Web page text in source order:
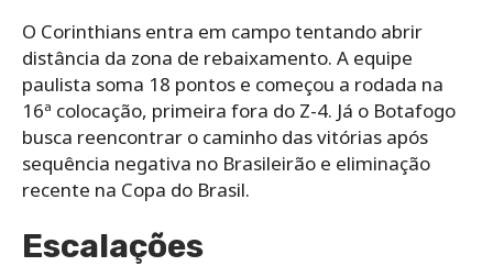
O Corinthians entra em campo tentando abrir
distância da zona de rebaixamento. A equipe
paulista soma 18 pontos e começou a rodada na
16ª colocação, primeira fora do Z-4. Já o Botafogo
busca reencontrar o caminho das vitórias após
sequência negativa no Brasileirão e eliminação
recente na Copa do Brasil.
Escalações